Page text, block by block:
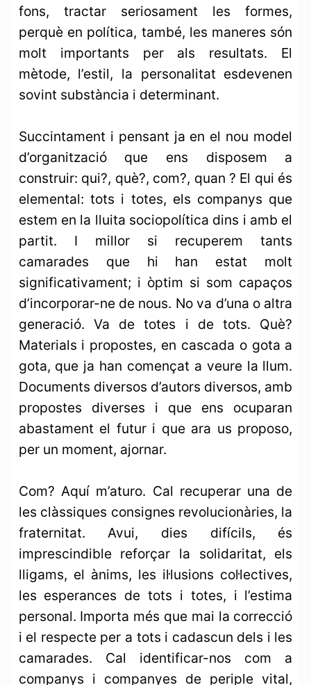
fons, tractar seriosament les formes,
perquè en política, també, les maneres són
molt importants per als resultats. El
mètode, l’estil, la personalitat esdevenen
sovint substància i determinant.
Succintament i pensant ja en el nou model
d’organització que ens disposem a
construir: qui?, què?, com?, quan ? El qui és
elemental: tots i totes, els companys que
estem en la lluita sociopolítica dins i amb el
partit. I millor si recuperem tants
camarades que hi han estat molt
significativament; i òptim si som capaços
d’incorporar-ne de nous. No va d’una o altra
generació. Va de totes i de tots. Què?
Materials i propostes, en cascada o gota a
gota, que ja han començat a veure la llum.
Documents diversos d’autors diversos, amb
propostes diverses i que ens ocuparan
abastament el futur i que ara us proposo,
per un moment, ajornar.
Com? Aquí m’aturo. Cal recuperar una de
les clàssiques consignes revolucionàries, la
fraternitat. Avui, dies difícils, és
imprescindible reforçar la solidaritat, els
lligams, el ànims, les il·lusions col·lectives,
les esperances de tots i totes, i l’estima
personal. Importa més que mai la correcció
i el respecte per a tots i cadascun dels i les
camarades. Cal identificar-nos com a
companys i companyes de periple vital,